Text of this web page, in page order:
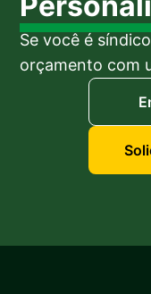
Se você é
orçamento com